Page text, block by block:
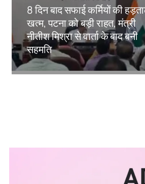
8 दिन बाद सफाई कर्मियों की
खत्म, पटना को बड़ी राहत, मंत्री
नीतीश मिश्रा से वार्ता के बाद बनी
सहमति
Amit Lekh